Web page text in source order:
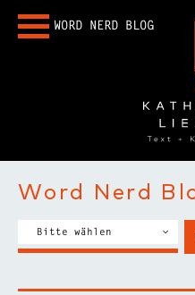
WORD NERD BLOG
Word Nerd